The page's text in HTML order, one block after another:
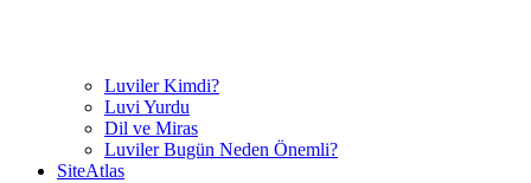
Luviler Kimdi?
Luvi Yurdu
Dil ve Miras
Luviler Bugün Neden Önemli?
SiteAtlas